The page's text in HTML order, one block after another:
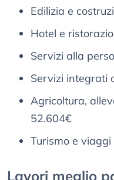
Edilizia e
Hotel e
Servizi alla
Servizi integrati
Agricoltura,
52.604€
Turismo e
Lavori meglio